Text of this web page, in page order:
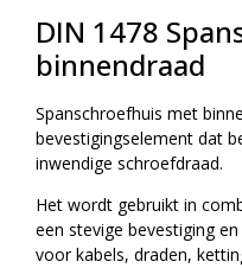
DIN 1478
binnendraad
Spanschroefhuis met
bevestigingselement dat
inwendige schroefdraad.
Het wordt gebruikt in
een stevige bevestiging
voor kabels, draden,